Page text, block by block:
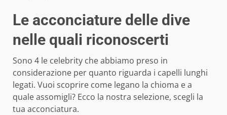
Le acconciature delle dive
nelle quali riconoscerti
Sono 4 le celebrity che abbiamo preso in
considerazione per quanto riguarda i capelli lunghi
legati. Vuoi scoprire come legano la chioma e a
quale assomigli? Ecco la nostra selezione, scegli la
tua acconciatura.